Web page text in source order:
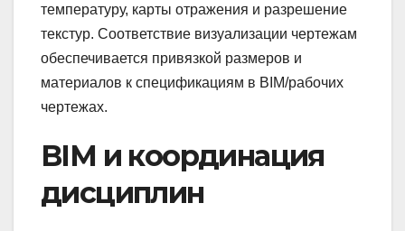
температуру, карты отражения и разрешение
текстур. Соответствие визуализации чертежам
обеспечивается привязкой размеров и
материалов к спецификациям в BIM/рабочих
чертежах.
BIM и координация
дисциплин